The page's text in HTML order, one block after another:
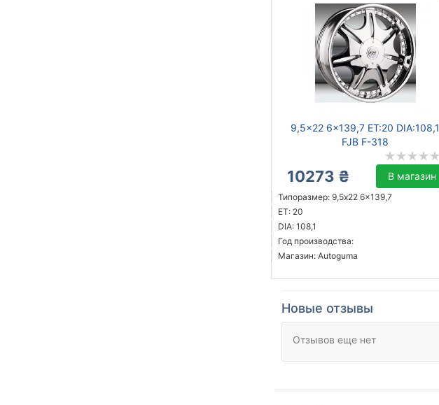
9,5x22 6x139,7 ET:20 DIA:108,1
FJB F-318
10273 ₴ В магазин
Типоразмер: 9,5x22 6x139,7
ET: 20
DIA: 108,1
Год производства:
Магазин: Autoguma
Новые отзывы
Отзывов еще нет